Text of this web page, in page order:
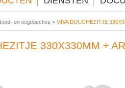
en oogdouches > MIVA DOUCHEZITJE
330X330MM +